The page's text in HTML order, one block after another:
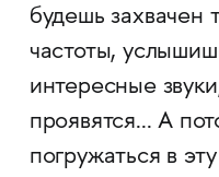
будешь захвачен
частоты,
интересные
проявятся... А
погружаться в